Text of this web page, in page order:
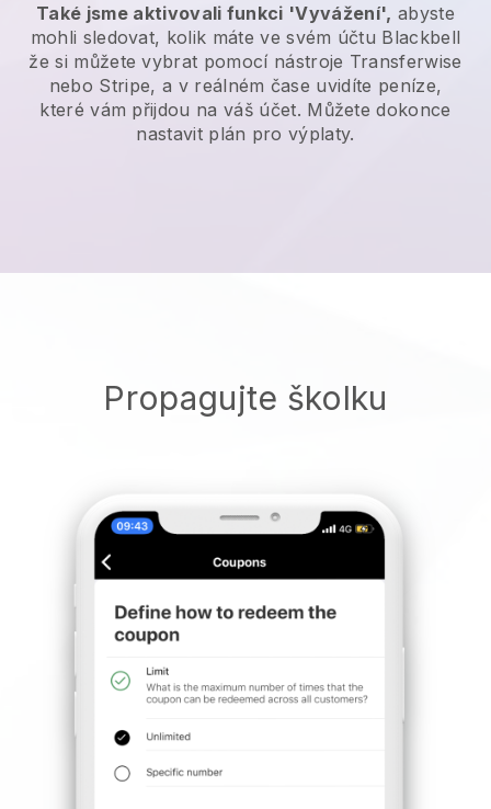
Také jsme aktivovali funkci 'Vyvážení', abyste
mohli sledovat, kolik máte ve svém účtu Blackbell
že si můžete vybrat pomocí nástroje Transferwise
nebo Stripe, a v reálném čase uvidíte peníze,
které vám přijdou na váš účet. Můžete dokonce
nastavit plán pro výplaty.
Propagujte školku